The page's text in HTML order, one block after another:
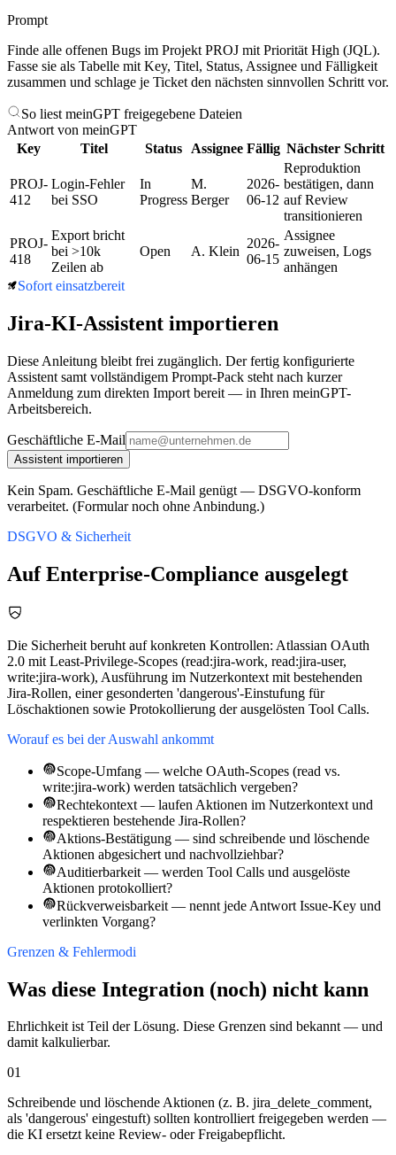
Prompt
Finde alle offenen Bugs im Projekt PROJ mit Priorität High (JQL).
Fasse sie als Tabelle mit Key, Titel, Status, Assignee und Fälligkeit
zusammen und schlage je Ticket den nächsten sinnvollen Schritt vor.
So liest meinGPT freigegebene Dateien
Antwort von meinGPT
Key
Titel Status Assignee Fällig Nächster Schritt
PROJ-
412
Login-Fehler
bei SSO
In
Progress
M.
Berger
2026-
06-12
Reproduktion
bestätigen, dann
auf Review
transitionieren
PROJ-
418
Export bricht
bei >10k
Zeilen ab
Open A. Klein
2026-
06-15
Assignee
zuweisen, Logs
anhängen
Sofort einsatzbereit
Jira-KI-Assistent importieren
Diese Anleitung bleibt frei zugänglich. Der fertig konfigurierte
Assistent samt vollständigem Prompt-Pack steht nach kurzer
Anmeldung zum direkten Import bereit — in Ihren meinGPT-
Arbeitsbereich.
Geschäftliche E-Mail
Assistent importieren
Kein Spam. Geschäftliche E-Mail genügt — DSGVO-konform
verarbeitet. (Formular noch ohne Anbindung.)
DSGVO & Sicherheit
Auf Enterprise-Compliance ausgelegt
Die Sicherheit beruht auf konkreten Kontrollen: Atlassian OAuth
2.0 mit Least-Privilege-Scopes (read:jira-work, read:jira-user,
write:jira-work), Ausführung im Nutzerkontext mit bestehenden
Jira-Rollen, einer gesonderten 'dangerous'-Einstufung für
Löschaktionen sowie Protokollierung der ausgelösten Tool Calls.
Worauf es bei der Auswahl ankommt
Scope-Umfang — welche OAuth-Scopes (read vs.
write:jira-work) werden tatsächlich vergeben?
Rechtekontext — laufen Aktionen im Nutzerkontext und
respektieren bestehende Jira-Rollen?
Aktions-Bestätigung — sind schreibende und löschende
Aktionen abgesichert und nachvollziehbar?
Auditierbarkeit — werden Tool Calls und ausgelöste
Aktionen protokolliert?
Rückverweisbarkeit — nennt jede Antwort Issue-Key und
verlinkten Vorgang?
Grenzen & Fehlermodi
Was diese Integration (noch) nicht kann
Ehrlichkeit ist Teil der Lösung. Diese Grenzen sind bekannt — und
damit kalkulierbar.
01
Schreibende und löschende Aktionen (z. B. jira_delete_comment,
als 'dangerous' eingestuft) sollten kontrolliert freigegeben werden —
die KI ersetzt keine Review- oder Freigabepflicht.